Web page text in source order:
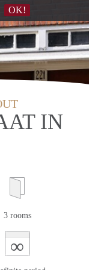
IN
3 rooms
∞
OK!